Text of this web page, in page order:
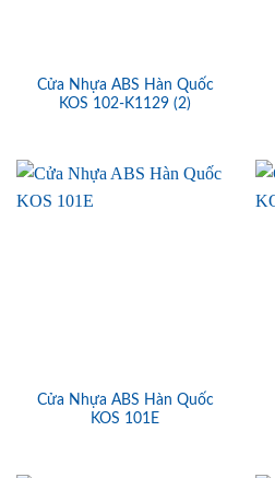
Cửa Nhựa ABS Hàn Quốc
KOS 102-K1129 (2)
Cửa Nhựa ABS Hàn Quốc
KOS 101E